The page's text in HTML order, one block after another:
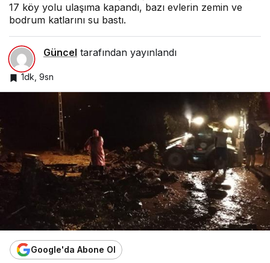
17 köy yolu ulaşıma kapandı, bazı evlerin zemin ve
bodrum katlarını su bastı.
Güncel tarafından yayınlandı
1dk, 9sn
Google'da Abone Ol